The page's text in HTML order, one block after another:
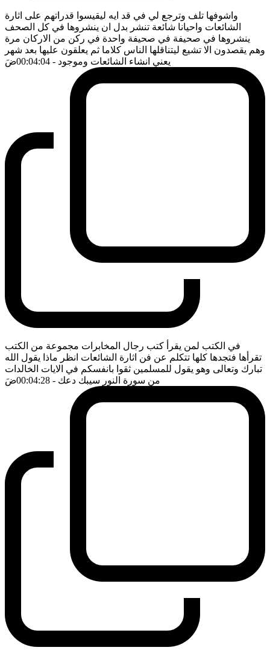
واشوفها تلف وترجع لي في قد ايه ليقيسوا قدراتهم على اثارة
الشائعات واحيانا شائعة تنشر بدل ان ينشروها في كل الصحف
ينشروها في صحيفة في صحيفة واحدة في ركن من الاركان مرة
وهم يقصدون الا تشيع ليتناقلها الناس كلاما ثم يعلقون عليها بعد شهر
يعني انشاء الشائعات وموجود - 00:04:04 ضَ
في الكتب لمن يقرأ كتب رجال المخابرات مجموعة من الكتب
تقرأها فتجدها كلها تتكلم عن فن اثارة الشائعات انظر ماذا يقول الله
تبارك وتعالى وهو يقول للمسلمين ثقوا بانفسكم في الايات الخالدات
من سورة النور سيبك دعك - 00:04:28 ضَ